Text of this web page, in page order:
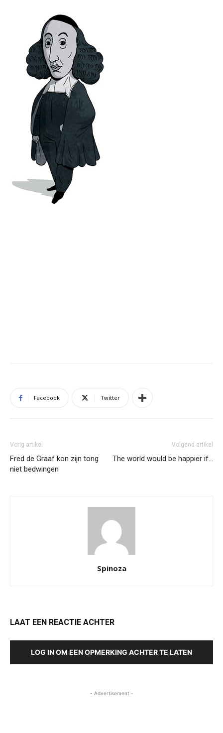
Facebook Twitter
Vorig artikel
Fred de Graaf kon zijn tong
niet bedwingen
Volgend artikel
The world would be happier if…
Spinoza
LAAT EEN REACTIE ACHTER
LOG IN OM EEN OPMERKING ACHTER TE LATEN
- Advertisement -